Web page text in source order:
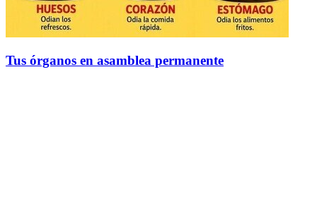
Tus órganos en asamblea permanente